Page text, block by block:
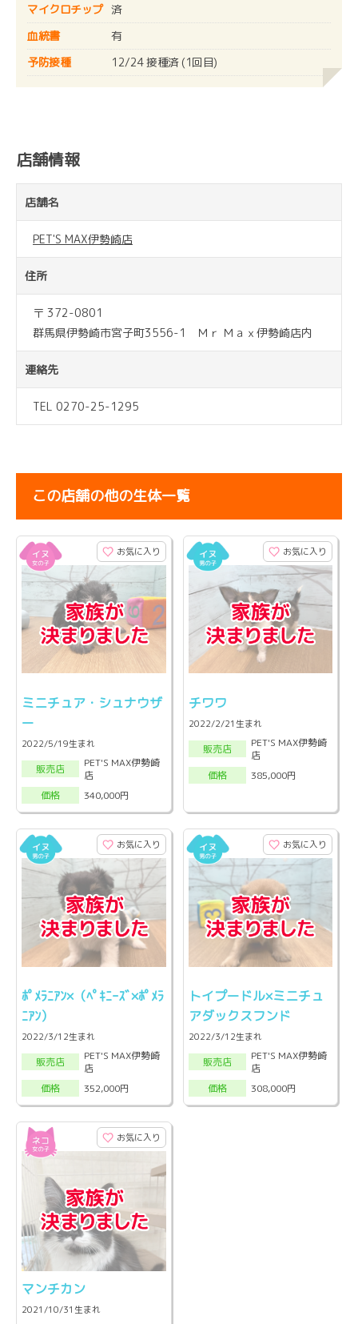
マイクロチップ 済
血統書
有
予防接種
12/24 接種済 (1回目)
店舗情報
店舗名
PET'S MAX伊勢崎店
住所
〒 372-0801
群馬県伊勢崎市宮子町3556-1 Ｍｒ Ｍａｘ伊勢崎店内
連絡先
TEL 0270-25-1295
この店舗の他の生体一覧
お気に入り
ミニチュア・シュナウザ
ー
2022/5/19生まれ
販売店
PET'S MAX伊勢崎
店
価格
340,000円
お気に入り
チワワ
2022/2/21生まれ
販売店
PET'S MAX伊勢崎
店
価格
385,000円
お気に入り
ﾎﾟﾒﾗﾆｱﾝ×（ﾍﾟｷﾆｰｽﾞ×ﾎﾟﾒﾗ
ﾆｱﾝ）
2022/3/12生まれ
販売店
PET'S MAX伊勢崎
店
価格
352,000円
お気に入り
トイプードル×ミニチュ
アダックスフンド
2022/3/12生まれ
販売店
PET'S MAX伊勢崎
店
価格
308,000円
お気に入り
マンチカン
2021/10/31生まれ